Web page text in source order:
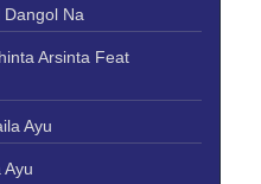
Dangol Na
Arsinta Feat
Ayu